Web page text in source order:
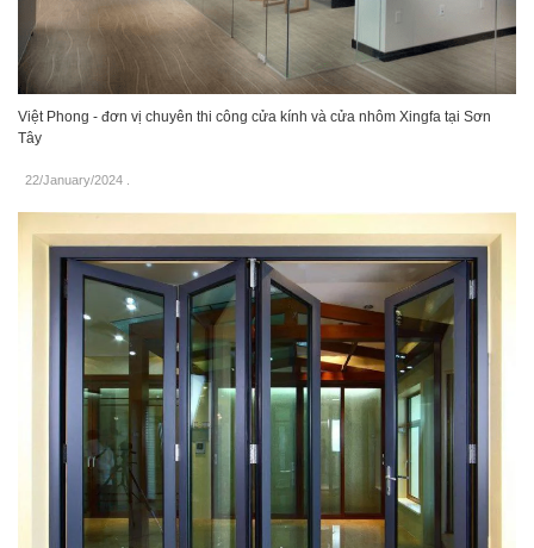
Việt Phong - đơn vị chuyên thi công cửa kính và cửa nhôm Xingfa tại Sơn
Tây
22/January/2024